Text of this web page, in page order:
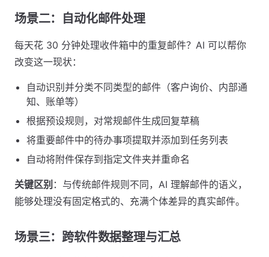
场景二：自动化邮件处理
每天花 30 分钟处理收件箱中的重复邮件？AI 可以帮你
改变这一现状：
自动识别并分类不同类型的邮件（客户询价、内部通
知、账单等）
根据预设规则，对常规邮件生成回复草稿
将重要邮件中的待办事项提取并添加到任务列表
自动将附件保存到指定文件夹并重命名
关键区别 ：与传统邮件规则不同，AI 理解邮件的语义，
能够处理没有固定格式的、充满个体差异的真实邮件。
场景三：跨软件数据整理与汇总